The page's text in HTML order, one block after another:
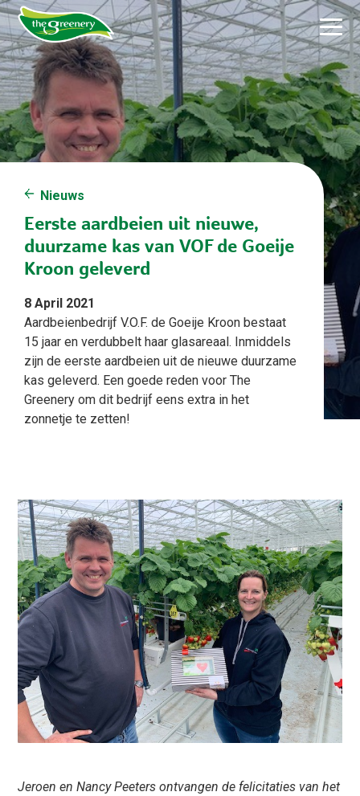
Nieuws
Eerste aardbeien uit nieuwe,
duurzame kas van VOF de Goeije
Kroon geleverd
8 April 2021
Aardbeienbedrijf V.O.F. de Goeije Kroon bestaat
15 jaar en verdubbelt haar glasareaal. Inmiddels
zijn de eerste aardbeien uit de nieuwe duurzame
kas geleverd. Een goede reden voor The
Greenery om dit bedrijf eens extra in het
zonnetje te zetten!
Jeroen en Nancy Peeters ontvangen de felicitaties van het